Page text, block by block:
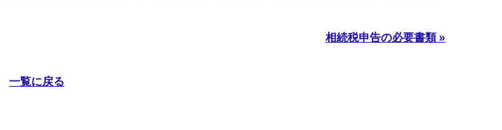
相続税申告の必要書類 »
一覧に戻る